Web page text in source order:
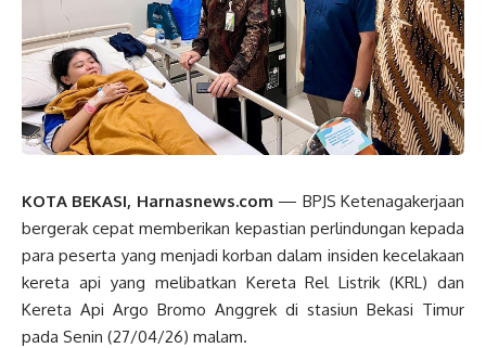
KOTA BEKASI, Harnasnews.com — BPJS Ketenagakerjaan
bergerak cepat memberikan kepastian perlindungan kepada
para peserta yang menjadi korban dalam insiden kecelakaan
kereta api yang melibatkan Kereta Rel Listrik (KRL) dan
Kereta Api Argo Bromo Anggrek di stasiun Bekasi Timur
pada Senin (27/04/26) malam.